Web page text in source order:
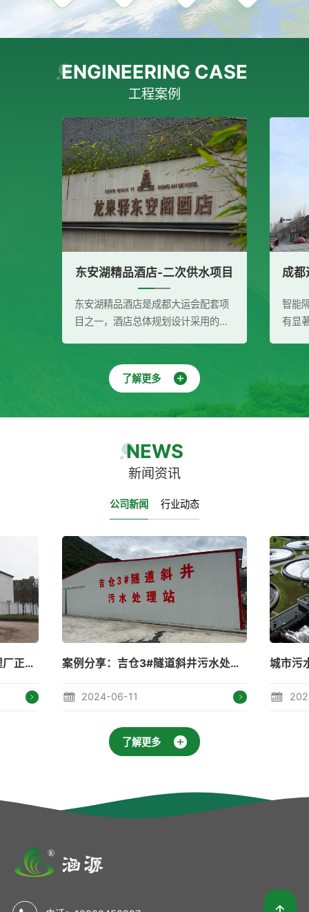
ENGINEERING CASE
工程案例
酒店-二次供水项目
店是成都大运会配套项
总体规划设计采用的是
筑布局，充分结合场地
成
智能隔油提升设备在废水处理领
有显著的作用和优势。它能够高
分离污水中的油脂和杂质，实现
并保护环境。同时，该设备还具
泛的应用领域和多重效益，为废
理行业带来了新的发展机遇。
了解更多
NEWS
新闻资讯
公司新闻 行业动态
案例分享：吉仓3#隧道斜井污水处理站 城市污水处理---守住碧水蓝天
了解更多